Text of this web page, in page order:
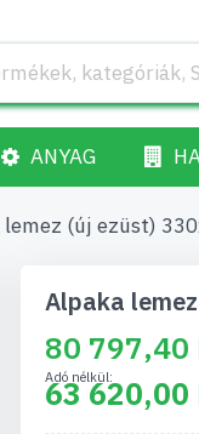
ANYAG
lemez (új ezüst)
Alpaka
80 797,40
63 620,00